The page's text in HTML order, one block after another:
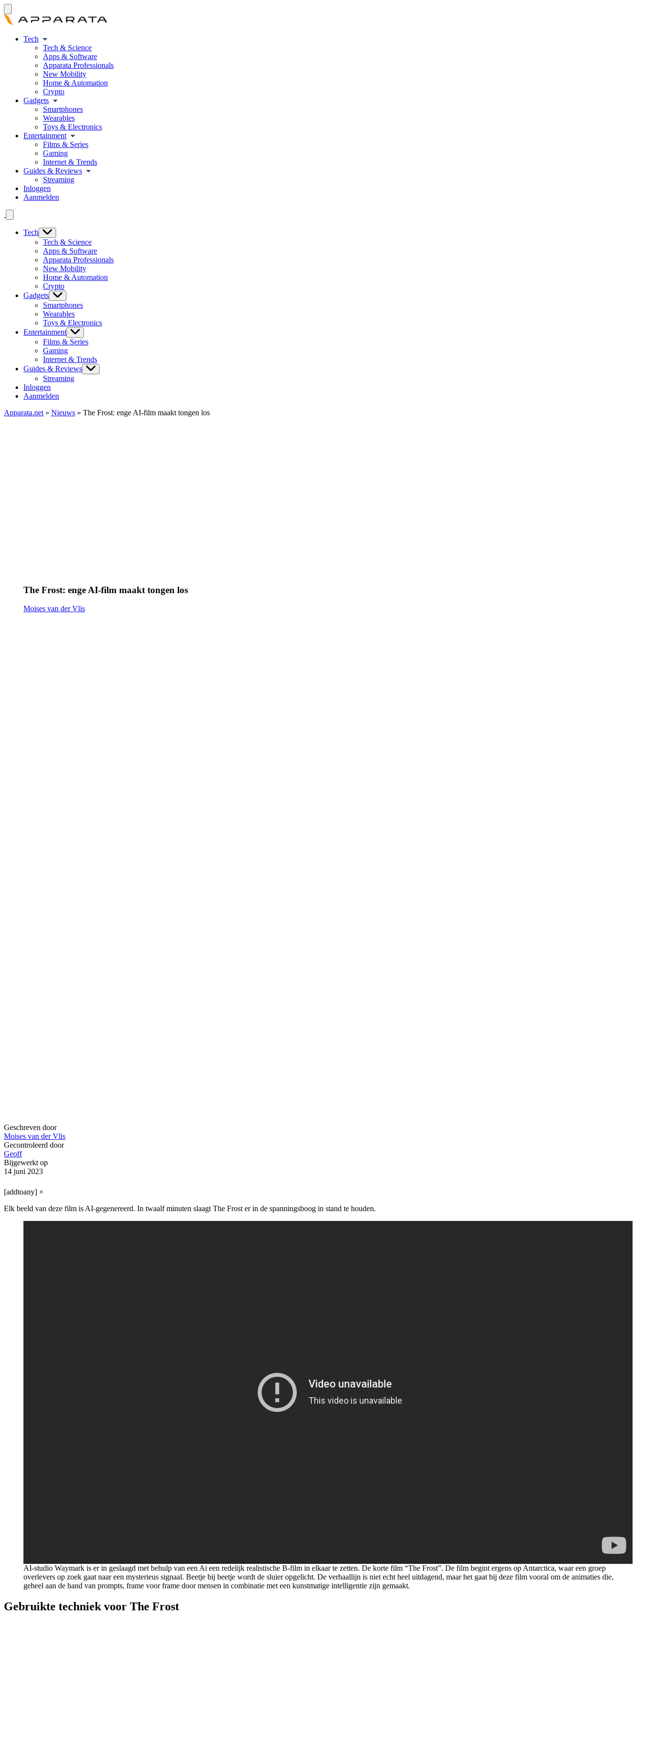
Tech
Tech & Science
Apps & Software
Apparata Professionals
New Mobility
Home & Automation
Crypto
Gadgets
Smartphones
Wearables
Toys & Electronics
Entertainment
Films & Series
Gaming
Internet & Trends
Guides & Reviews
Streaming
Inloggen
Aanmelden
Tech
Tech & Science
Apps & Software
Apparata Professionals
New Mobility
Home & Automation
Crypto
Gadgets
Smartphones
Wearables
Toys & Electronics
Entertainment
Films & Series
Gaming
Internet & Trends
Guides & Reviews
Streaming
Inloggen
Aanmelden
Apparata.net » Nieuws » The Frost: enge AI-film maakt tongen los
The Frost: enge AI-film maakt tongen los
Moises van der Vlis
Geschreven door
Moises van der Vlis
Gecontroleerd door
Geoff
Bijgewerkt op
14 juni 2023
[addtoany] ×
Elk beeld van deze film is AI-gegenereerd. In twaalf minuten slaagt The Frost er in de spanningsboog in stand te houden.
AI-studio Waymark is er in geslaagd met behulp van een Ai een redelijk realistische B-film in elkaar te zetten. De korte film “The Frost”. De film begint ergens op Antarctica, waar een groep
overlevers op zoek gaat naar een mysterieus signaal. Beetje bij beetje wordt de sluier opgelicht. De verhaallijn is niet echt heel uitdagend, maar het gaat bij deze film vooral om de animaties die,
geheel aan de hand van prompts, frame voor frame door mensen in combinatie met een kunstmatige intelligentie zijn gemaakt.
Gebruikte techniek voor The Frost